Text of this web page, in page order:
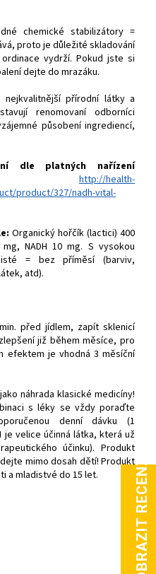
chemické stabilizátory =
proto je důležité skladování
vydrží. Pokud jste si
dejte do mrazáku.
nejkvalitnější přírodní látky a
renomovaní odborníci
působení ingrediencí,
dle platných nařízení
http://health-
product/327/nadh-vital-
Organický hořčík (lactici) 400
NADH 10 mg. S vysokou
= bez příměsí (barviv,
atd).
před jídlem, zapít sklenicí
již během měsíce, pro
efektem je vhodná 3 měsíční
náhrada klasické medicíny!
s léky se vždy poraďte
denní dávku (1
je velice účinná látka, která už
účinku). Produkt
mimo dosah dětí! Produkt
a mladistvé do 15 let.